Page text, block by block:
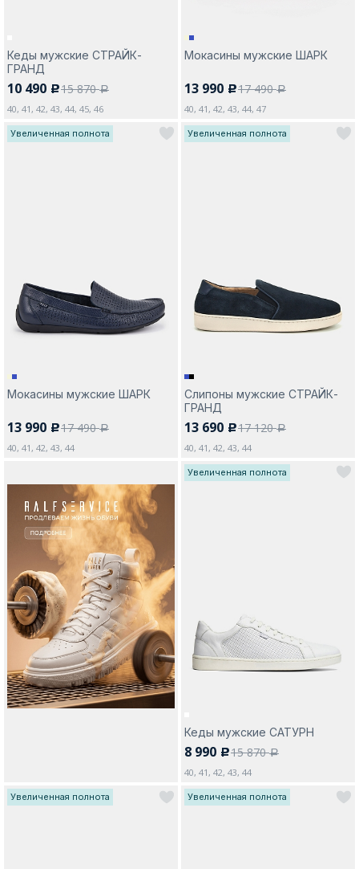
Кеды мужские СТРАЙК-
ГРАНД
10 490 c15 870a
40, 41, 42, 43, 44, 45, 46
Мокасины мужские ШАРК
13 990 c17 490a
40, 41, 42, 43, 44, 47
Увеличенная полнота
Мокасины мужские ШАРК
13 990 c17 490a
40, 41, 42, 43, 44
Увеличенная полнота
Слипоны мужские СТРАЙК-
ГРАНД
13 690 c17 120a
40, 41, 42, 43, 44
Увеличенная полнота
Кеды мужские САТУРН
8 990 c15 870a
40, 41, 42, 43, 44
Увеличенная полнота Увеличенная полнота